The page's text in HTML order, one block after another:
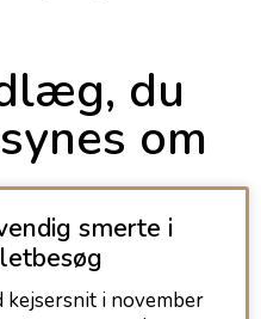
du
om
smerte i
kejsersnit i november